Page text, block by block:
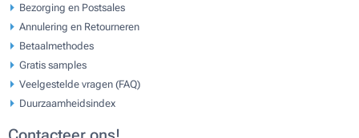
Bezorging en Postsales
Annulering en Retourneren
Betaalmethodes
Gratis samples
Veelgestelde vragen (FAQ)
Duurzaamheidsindex